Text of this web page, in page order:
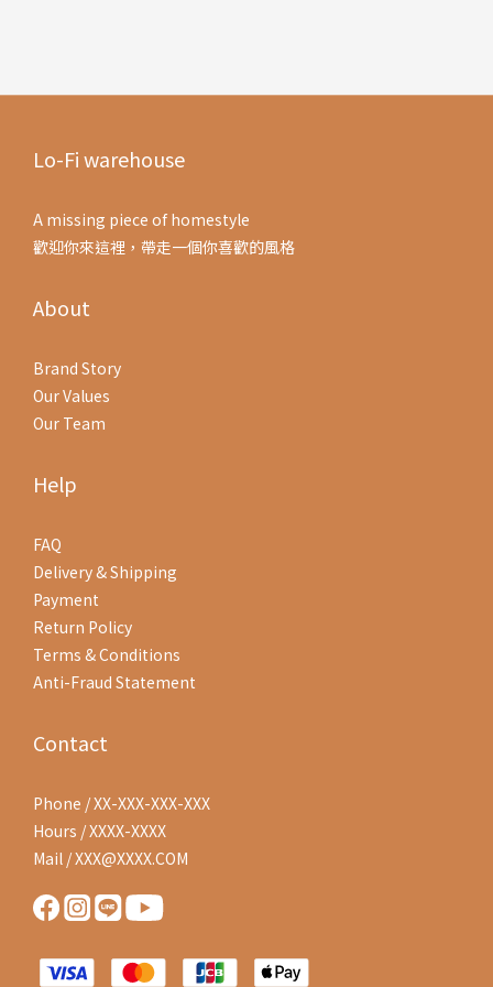
Lo-Fi warehouse
A missing piece of homestyle
歡迎你來這裡，帶走一個你喜歡的風格
About
Brand Story
Our Values
Our Team
Help
FAQ
Delivery & Shipping
Payment
Return Policy
Terms & Conditions
Anti-Fraud Statement
Contact
Phone / XX-XXX-XXX-XXX
Hours / XXXX-XXXX
Mail / XXX@XXXX.COM